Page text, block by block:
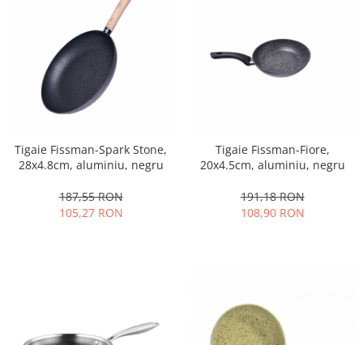
Tigaie Fissman-Spark Stone,
28x4.8cm, aluminiu, negru
187,55 RON
105,27 RON
Tigaie Fissman-Fiore,
20x4.5cm, aluminiu, negru
191,18 RON
108,90 RON